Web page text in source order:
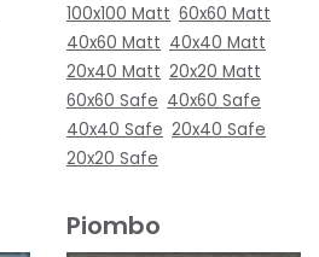
100x100 Matt 60x60 Matt
40x60 Matt 40x40 Matt
20x40 Matt 20x20 Matt
60x60 Safe 40x60 Safe
40x40 Safe 20x40 Safe
20x20 Safe
Piombo